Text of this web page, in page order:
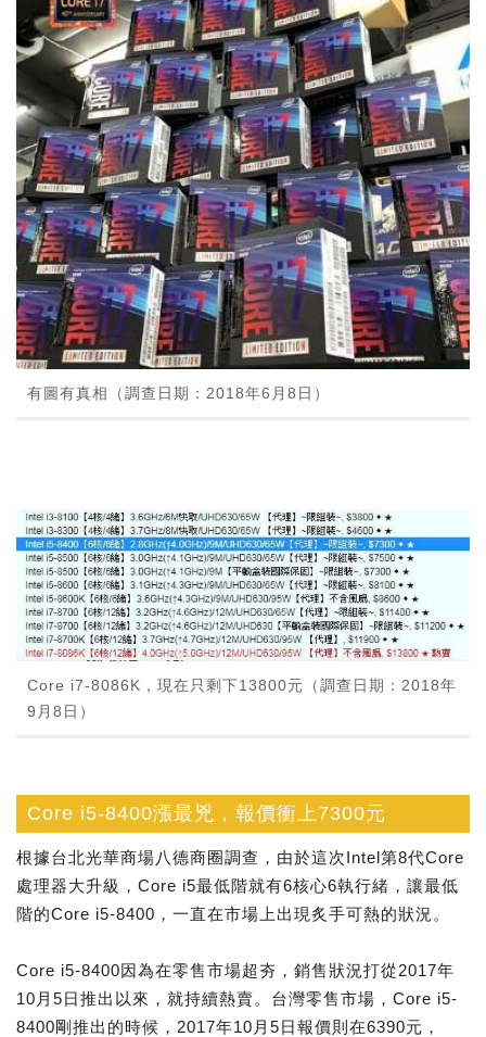
有圖有真相（調查日期：2018年6月8日）
Core i7-8086K，現在只剩下13800元（調查日期：2018年
9月8日）
Core i5-8400漲最兇，報價衝上7300元
根據台北光華商場八德商圈調查，由於這次Intel第8代Core
處理器大升級，Core i5最低階就有6核心6執行緒，讓最低
階的Core i5-8400，一直在市場上出現炙手可熱的狀況。
Core i5-8400因為在零售市場超夯，銷售狀況打從2017年
10月5日推出以來，就持續熱賣。台灣零售市場，Core i5-
8400剛推出的時候，2017年10月5日報價則在6390元，